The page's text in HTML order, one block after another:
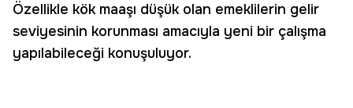
Özellikle kök maaşı düşük olan emeklilerin gelir
seviyesinin korunması amacıyla yeni bir çalışma
yapılabileceği konuşuluyor.